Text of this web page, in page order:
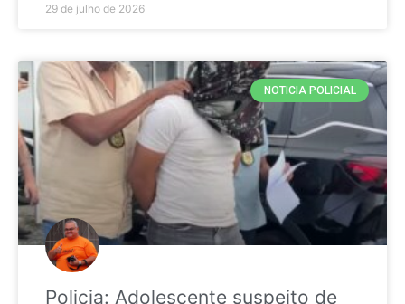
29 de julho de 2026
NOTICIA POLICIAL
Policia: Adolescente suspeito de